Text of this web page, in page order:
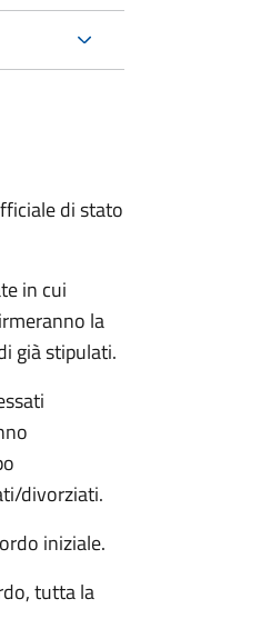
di stato
in cui
la
già stipulati.
divorziati.
iniziale.
tutta la